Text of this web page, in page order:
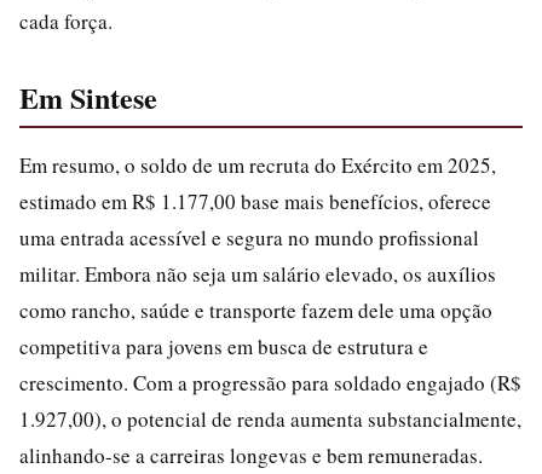
cada força.
Em Sintese
Em resumo, o soldo de um recruta do Exército em 2025,
estimado em R$ 1.177,00 base mais benefícios, oferece
uma entrada acessível e segura no mundo profissional
militar. Embora não seja um salário elevado, os auxílios
como rancho, saúde e transporte fazem dele uma opção
competitiva para jovens em busca de estrutura e
crescimento. Com a progressão para soldado engajado (R$
1.927,00), o potencial de renda aumenta substancialmente,
alinhando-se a carreiras longevas e bem remuneradas.